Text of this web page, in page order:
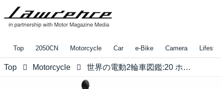
Top 2050CN Motorcycle Car e-Bike Camera
Top Motorcycle 世界の電動2輪車図鑑:20 ホンダ BENLY e:シリーズ